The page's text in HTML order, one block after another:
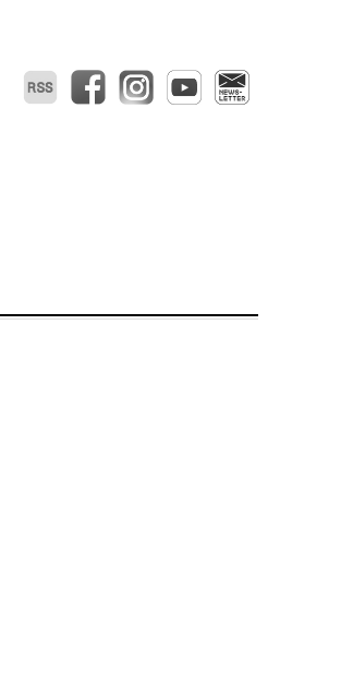
RSS facebookinstagramyoutube